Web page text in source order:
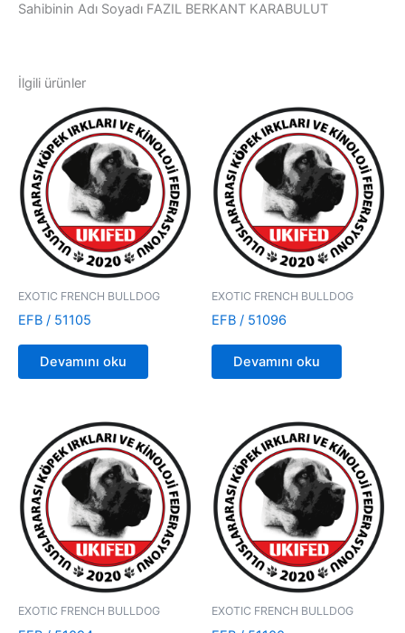
Sahibinin Adı Soyadı FAZIL BERKANT KARABULUT
İlgili ürünler
EXOTIC FRENCH BULLDOG
EFB / 51105
Devamını oku
EXOTIC FRENCH BULLDOG
EFB / 51096
Devamını oku
EXOTIC FRENCH BULLDOG EXOTIC FRENCH BULLDOG